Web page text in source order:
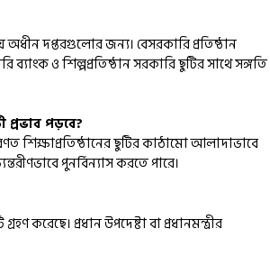
অধীন দপ্তরগুলোর জন্য। বেসরকারি প্রতিষ্ঠান
ও শিল্পপ্রতিষ্ঠান সরকারি ছুটির সাথে সঙ্গতি
প্রভাব পড়বে?
শিক্ষাপ্রতিষ্ঠানের ছুটির কাঠামো আলাদাভাবে
পুনর্বিন্যাস করতে পারে।
করেছে। প্রধান উপদেষ্টা বা প্রধানমন্ত্রীর